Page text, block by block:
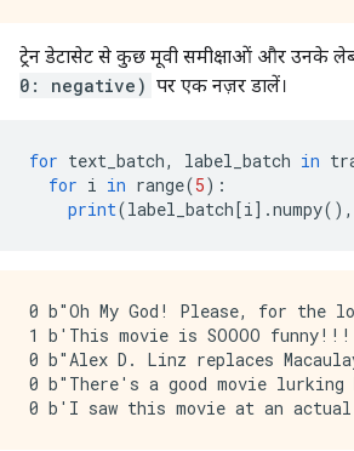
ट्रेन डेटासेट से कुछ मूवी समीक्षाओं और उनके
0: negative) पर एक नज़र डालें।
for text_batch, label_batch in
for i in range(5):
print(label_batch[i ].numpy(),
0 b"Oh My God! Please, for the
1 b'This movie is SOOOO
0 b"Alex D. Linz replaces
0 b"There's a good movie